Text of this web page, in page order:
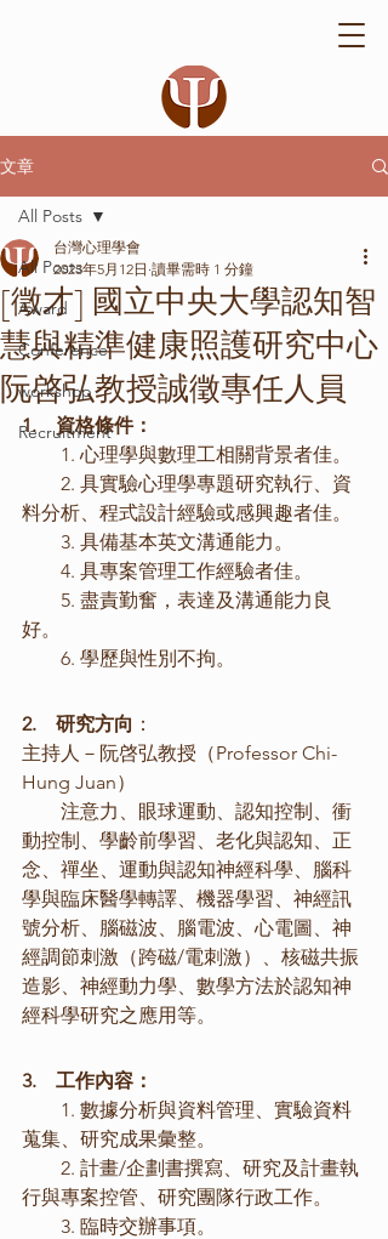
文章
All Posts
Award
Conference
workshop
Recruitment
All Posts
[徵才] 國立中央大學認知智
慧與精準健康照護研究中心
阮啓弘教授誠徵專任人員
台灣心理學會
2023年5月12日 讀畢需時 1 分鐘
1.    資格條件：
1. 心理學與數理工相關背景者佳。
2. 具實驗心理學專題研究執行、資
料分析、程式設計經驗或感興趣者佳。
3. 具備基本英文溝通能力。
4. 具專案管理工作經驗者佳。
5. 盡責勤奮，表達及溝通能力良
好。
6. 學歷與性別不拘。
2.    研究方向 ：
主持人－阮啓弘教授（Professor Chi-
Hung Juan）
注意力、眼球運動、認知控制、衝
動控制、學齡前學習、老化與認知、正
念、禪坐、運動與認知神經科學、腦科
學與臨床醫學轉譯、機器學習、神經訊
號分析、腦磁波、腦電波、心電圖、神
經調節刺激（跨磁/電刺激）、核磁共振
造影、神經動力學、數學方法於認知神
經科學研究之應用等。
3.    工作內容：
1. 數據分析與資料管理、實驗資料
蒐集、研究成果彙整。
2. 計畫/企劃書撰寫、研究及計畫執
行與專案控管、研究團隊行政工作。
3. 臨時交辦事項。